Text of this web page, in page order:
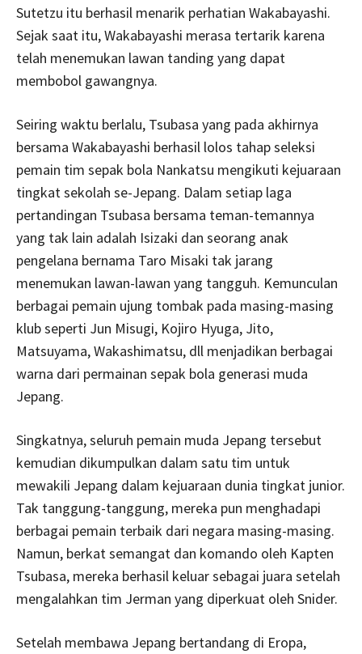
Sutetzu itu berhasil menarik perhatian Wakabayashi.
Sejak saat itu, Wakabayashi merasa tertarik karena
telah menemukan lawan tanding yang dapat
membobol gawangnya.
Seiring waktu berlalu, Tsubasa yang pada akhirnya
bersama Wakabayashi berhasil lolos tahap seleksi
pemain tim sepak bola Nankatsu mengikuti kejuaraan
tingkat sekolah se-Jepang. Dalam setiap laga
pertandingan Tsubasa bersama teman-temannya
yang tak lain adalah Isizaki dan seorang anak
pengelana bernama Taro Misaki tak jarang
menemukan lawan-lawan yang tangguh. Kemunculan
berbagai pemain ujung tombak pada masing-masing
klub seperti Jun Misugi, Kojiro Hyuga, Jito,
Matsuyama, Wakashimatsu, dll menjadikan berbagai
warna dari permainan sepak bola generasi muda
Jepang.
Singkatnya, seluruh pemain muda Jepang tersebut
kemudian dikumpulkan dalam satu tim untuk
mewakili Jepang dalam kejuaraan dunia tingkat junior.
Tak tanggung-tanggung, mereka pun menghadapi
berbagai pemain terbaik dari negara masing-masing.
Namun, berkat semangat dan komando oleh Kapten
Tsubasa, mereka berhasil keluar sebagai juara setelah
mengalahkan tim Jerman yang diperkuat oleh Snider.
Setelah membawa Jepang bertandang di Eropa,